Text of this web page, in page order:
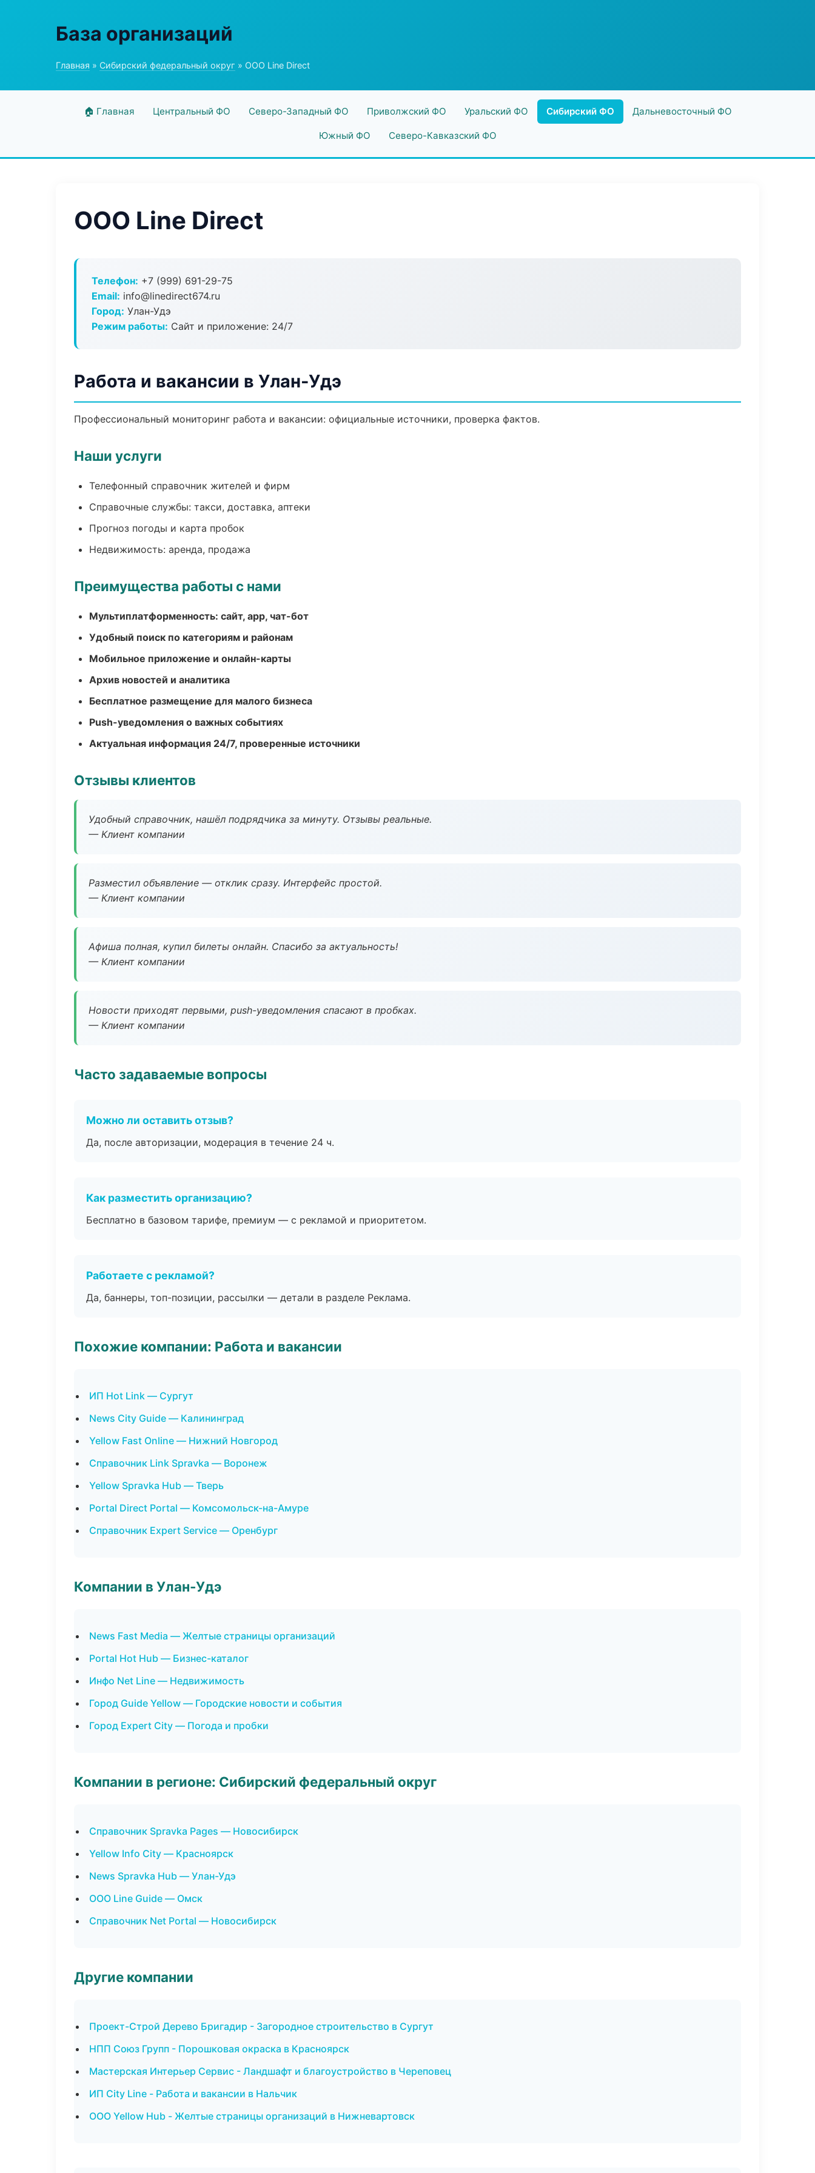
База организаций
Главная » Сибирский федеральный округ » ООО Line Direct
🏠 Главная Центральный ФО Северо-Западный ФО Приволжский ФО Уральский ФО Сибирский ФО Дальневосточный ФО
Южный ФО Северо-Кавказский ФО
ООО Line Direct
Телефон: +7 (999) 691-29-75
Email: info@linedirect674.ru
Город: Улан-Удэ
Режим работы: Сайт и приложение: 24/7
Работа и вакансии в Улан-Удэ
Профессиональный мониторинг работа и вакансии: официальные источники, проверка фактов.
Наши услуги
Телефонный справочник жителей и фирм
Справочные службы: такси, доставка, аптеки
Прогноз погоды и карта пробок
Недвижимость: аренда, продажа
Преимущества работы с нами
Мультиплатформенность: сайт, app, чат-бот
Удобный поиск по категориям и районам
Мобильное приложение и онлайн-карты
Архив новостей и аналитика
Бесплатное размещение для малого бизнеса
Push-уведомления о важных событиях
Актуальная информация 24/7, проверенные источники
Отзывы клиентов
Удобный справочник, нашёл подрядчика за минуту. Отзывы реальные.
— Клиент компании
Разместил объявление — отклик сразу. Интерфейс простой.
— Клиент компании
Афиша полная, купил билеты онлайн. Спасибо за актуальность!
— Клиент компании
Новости приходят первыми, push-уведомления спасают в пробках.
— Клиент компании
Часто задаваемые вопросы
Можно ли оставить отзыв?
Да, после авторизации, модерация в течение 24 ч.
Как разместить организацию?
Бесплатно в базовом тарифе, премиум — с рекламой и приоритетом.
Работаете с рекламой?
Да, баннеры, топ-позиции, рассылки — детали в разделе Реклама.
Похожие компании: Работа и вакансии
ИП Hot Link — Сургут
News City Guide — Калининград
Yellow Fast Online — Нижний Новгород
Справочник Link Spravka — Воронеж
Yellow Spravka Hub — Тверь
Portal Direct Portal — Комсомольск-на-Амуре
Справочник Expert Service — Оренбург
Компании в Улан-Удэ
News Fast Media — Желтые страницы организаций
Portal Hot Hub — Бизнес-каталог
Инфо Net Line — Недвижимость
Город Guide Yellow — Городские новости и события
Город Expert City — Погода и пробки
Компании в регионе: Сибирский федеральный округ
Справочник Spravka Pages — Новосибирск
Yellow Info City — Красноярск
News Spravka Hub — Улан-Удэ
ООО Line Guide — Омск
Справочник Net Portal — Новосибирск
Другие компании
Проект-Строй Дерево Бригадир - Загородное строительство в Сургут
НПП Союз Групп - Порошковая окраска в Красноярск
Мастерская Интерьер Сервис - Ландшафт и благоустройство в Череповец
ИП City Line - Работа и вакансии в Нальчик
ООО Yellow Hub - Желтые страницы организаций в Нижневартовск